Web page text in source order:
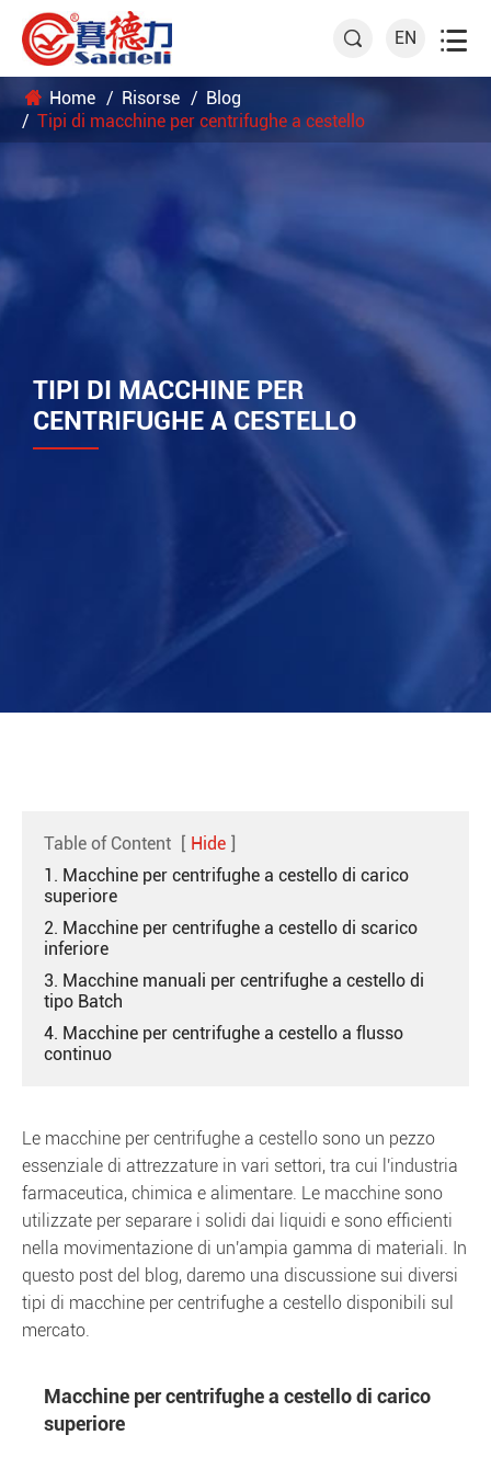
 EN 
Home Risorse
Blog
Tipi di macchine per centrifughe a cestello
TIPI DI MACCHINE PER
CENTRIFUGHE A CESTELLO
Table of Content [ Hide ]
1. Macchine per centrifughe a cestello di carico
superiore
2. Macchine per centrifughe a cestello di scarico
inferiore
3. Macchine manuali per centrifughe a cestello di
tipo Batch
4. Macchine per centrifughe a cestello a flusso
continuo
Le macchine per centrifughe a cestello sono un pezzo
essenziale di attrezzature in vari settori, tra cui l'industria
farmaceutica, chimica e alimentare. Le macchine sono
utilizzate per separare i solidi dai liquidi e sono efficienti
nella movimentazione di un'ampia gamma di materiali. In
questo post del blog, daremo una discussione sui diversi
tipi di macchine per centrifughe a cestello disponibili sul
mercato.
Macchine per centrifughe a cestello di carico
superiore